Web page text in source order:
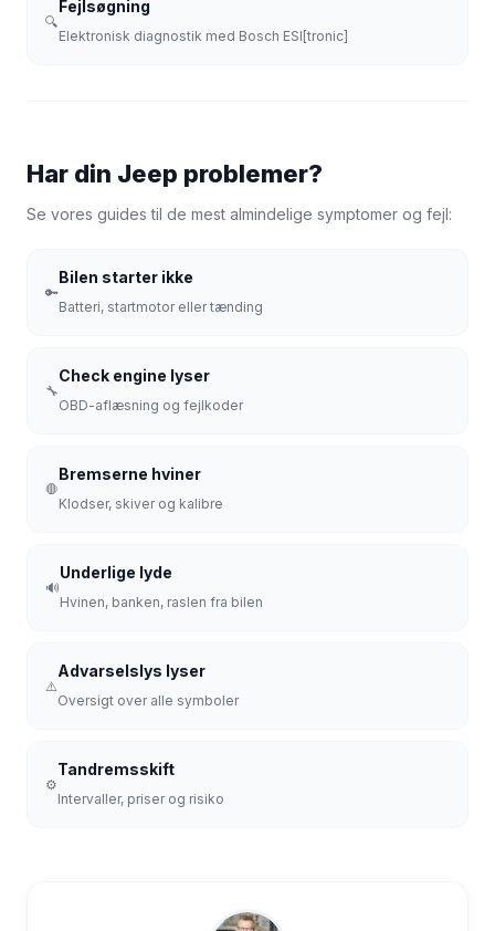
🔍
Fejlsøgning
Elektronisk diagnostik med Bosch ESI[tronic]
Har din Jeep problemer?
Se vores guides til de mest almindelige symptomer og fejl:
🔑
Bilen starter ikke
Batteri, startmotor eller tænding
🔧
Check engine lyser
OBD-aflæsning og fejlkoder
🛑
Bremserne hviner
Klodser, skiver og kalibre
🔊
Underlige lyde
Hvinen, banken, raslen fra bilen
⚠️
Advarselslys lyser
Oversigt over alle symboler
⚙️
Tandremsskift
Intervaller, priser og risiko